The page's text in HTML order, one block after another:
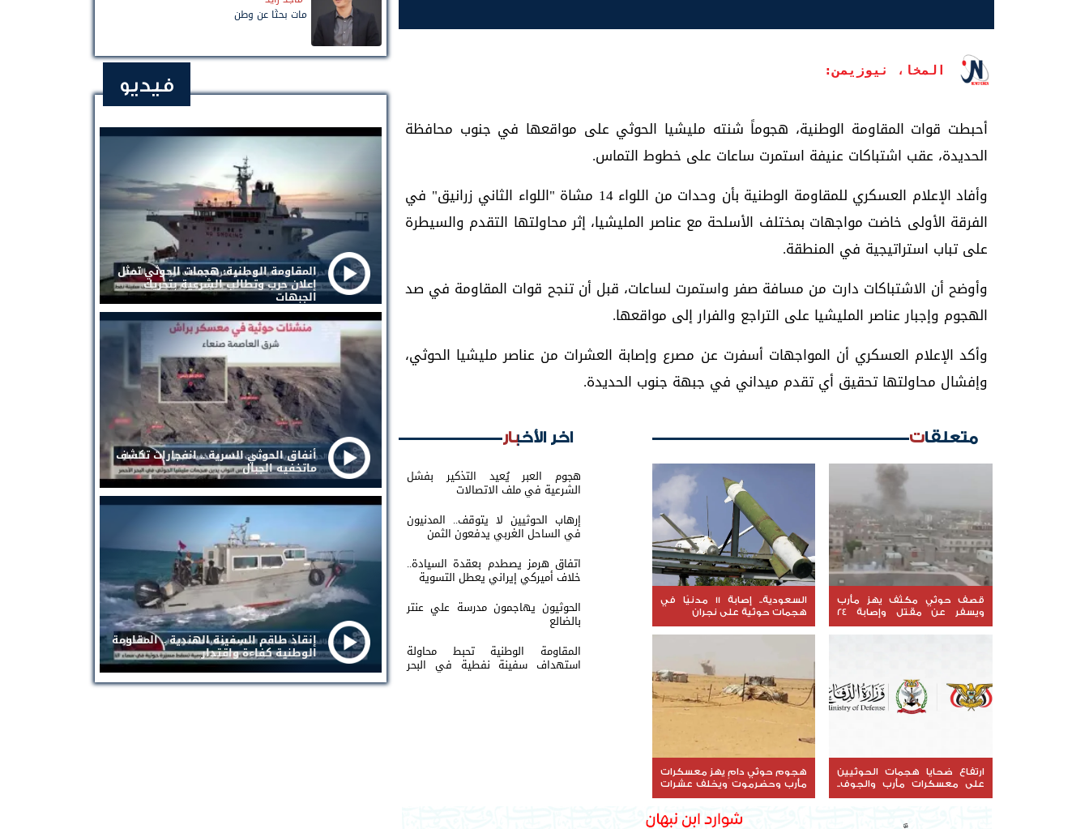
المخا، نيوزيمن:
أحبطت قوات المقاومة الوطنية، هجوماً شنته مليشيا الحوثي على مواقعها في جنوب محافظة
الحديدة، عقب اشتباكات عنيفة استمرت ساعات على خطوط التماس.
وأفاد الإعلام العسكري للمقاومة الوطنية بأن وحدات من اللواء 14 مشاة "اللواء الثاني زرانيق" في
الفرقة الأولى خاضت مواجهات بمختلف الأسلحة مع عناصر المليشيا، إثر محاولتها التقدم والسيطرة
على تباب استراتيجية في المنطقة.
وأوضح أن الاشتباكات دارت من مسافة صفر واستمرت لساعات، قبل أن تنجح قوات المقاومة في صد
الهجوم وإجبار عناصر المليشيا على التراجع والفرار إلى مواقعها.
وأكد الإعلام العسكري أن المواجهات أسفرت عن مصرع وإصابة العشرات من عناصر مليشيا الحوثي،
وإفشال محاولتها تحقيق أي تقدم ميداني في جبهة جنوب الحديدة.
متعلقات
قصف حوثي مكثف يهز مأرب
ويسفر عن مقتل وإصابة 24
شخص
السعودية.. إصابة 11 مدنيًا في
هجمات حوثية على نجران
ارتفاع ضحايا هجمات الحوثيين
على معسكرات مأرب والجوف..
هجوم حوثي دامٍ يهز معسكرات
مأرب وحضرموت ويخلف عشرات
اخر الأخبار
هجوم العبر يُعيد التذكير بفشل
الشرعية في ملف الاتصالات
إرهاب الحوثيين لا يتوقف.. المدنيون
في الساحل الغربي يدفعون الثمن
اتفاق هرمز يصطدم بعقدة السيادة..
خلاف أميركي إيراني يعطل التسوية
الحوثيون يهاجمون مدرسة علي عنتر
بالضالع
المقاومة الوطنية تحبط محاولة
استهداف سفينة نفطية في البحر
مات بحثًا عن وطن
فيديو
المقاومة الوطنية: هجمات الحوثي تمثل
إعلان حرب وتطالب الشرعية بتحريك
الجبهات
أنفاق الحوثي السرية .. انفجارات تكشف
ماتخفيه الجبال
إنقاذ طاقم السفينة الهندية .. المقاومة
الوطنية كفاءة واقتدار